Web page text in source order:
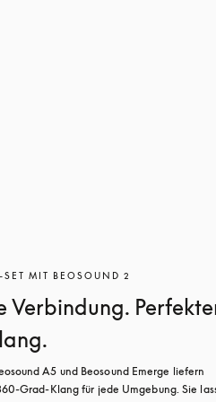
SET MIT BEOSOUND 2
Verbindung.
A5 und Beosound Emerge liefern
Grad-Klang für jede Umgebung. Sie